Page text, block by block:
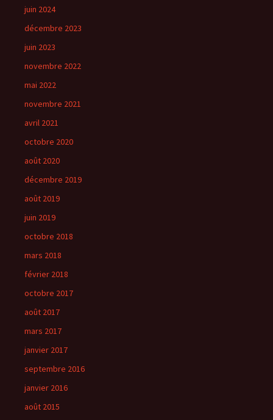
juin 2024
décembre 2023
juin 2023
novembre 2022
mai 2022
novembre 2021
avril 2021
octobre 2020
août 2020
décembre 2019
août 2019
juin 2019
octobre 2018
mars 2018
février 2018
octobre 2017
août 2017
mars 2017
janvier 2017
septembre 2016
janvier 2016
août 2015